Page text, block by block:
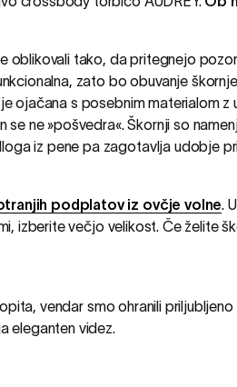
oblikovali tako, da pritegnejo
zato bo obuvanje
ojačana s posebnim materialom
ne »pošvedra«. Škornji so
iz pene pa zagotavlja udobje
podplatov iz ovčje volne.
izberite večjo velikost. Če želite
vendar smo ohranili
eleganten videz.